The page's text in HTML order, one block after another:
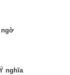
ngờ
nghĩa